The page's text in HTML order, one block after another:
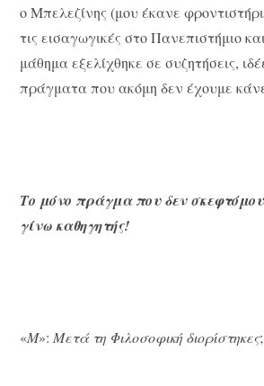
ο Μπελεζίνης (μου έκανε
τις εισαγωγικές στο Πανεπιστήμιο
μάθημα εξελίχθηκε σε συζητήσεις,
πράγματα που ακόμη δεν έχουμε
Το μόνο πράγμα που δεν
γίνω καθηγητής!
«Μ»: Μετά τη Φιλοσοφική διορίστηκες;